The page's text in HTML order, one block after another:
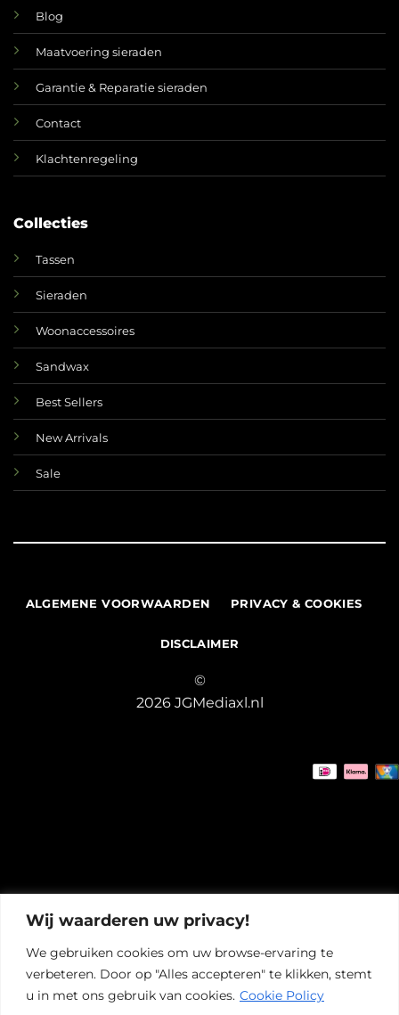
Wij waarderen uw privacy!
We gebruiken cookies om uw browse-ervaring te
verbeteren. Door op "Alles accepteren" te klikken, stemt
u in met ons gebruik van cookies. Cookie Policy
Blog
Maatvoering sieraden
Garantie & Reparatie sieraden
Contact
Klachtenregeling
Collecties
Tassen
Sieraden
Woonaccessoires
Sandwax
Best Sellers
New Arrivals
Sale
ALGEMENE VOORWAARDEN PRIVACY & COOKIES
DISCLAIMER
©
2026 JGMediaxl.nl